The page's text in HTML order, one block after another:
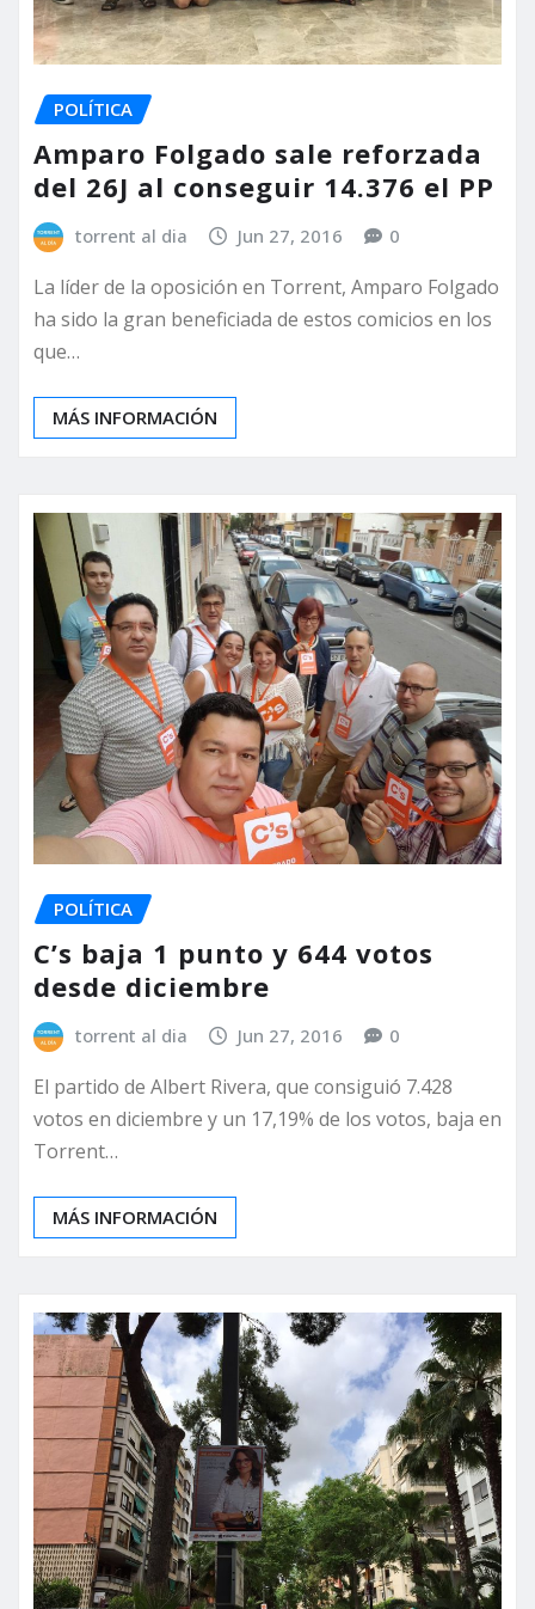
POLÍTICA
Amparo Folgado sale reforzada
del 26J al conseguir 14.376 el PP
torrent al dia Jun 27, 2016 0
La líder de la oposición en Torrent, Amparo Folgado
ha sido la gran beneficiada de estos comicios en los
que…
MÁS INFORMACIÓN
POLÍTICA
C’s baja 1 punto y 644 votos
desde diciembre
torrent al dia Jun 27, 2016 0
El partido de Albert Rivera, que consiguió 7.428
votos en diciembre y un 17,19% de los votos, baja en
Torrent…
MÁS INFORMACIÓN